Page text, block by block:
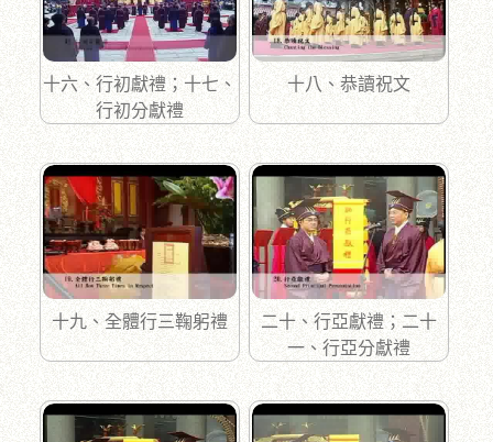
十六、行初獻禮；十七、
行初分獻禮
十八、恭讀祝文
十九、全體行三鞠躬禮
二十、行亞獻禮；二十
一、行亞分獻禮